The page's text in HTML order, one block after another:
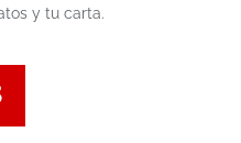
y tu carta.